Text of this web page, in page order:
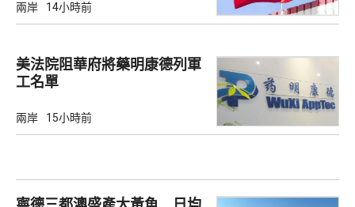
兩岸 14小時前
美法院阻華府將藥明康德列軍
工名單
兩岸 15小時前